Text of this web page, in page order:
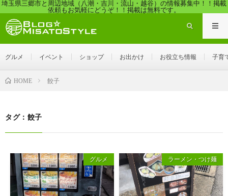
埼玉県三郷市と周辺地域（八潮・吉川・流山・越谷）の情報募集中！！掲載
依頼もお気軽にどうぞ！！掲載は無料です。
グルメ イベント ショップ お出かけ お役立ち情報 子育
HOME 餃子
タグ：餃子
グルメ ラーメン・つけ麺